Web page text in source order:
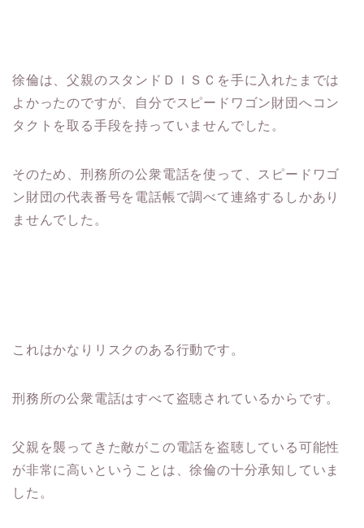
徐倫は、父親のスタンドＤＩＳＣを手に入れたまでは
よかったのですが、自分でスピードワゴン財団へコン
タクトを取る手段を持っていませんでした。
そのため、刑務所の公衆電話を使って、スピードワゴ
ン財団の代表番号を電話帳で調べて連絡するしかあり
ませんでした。
これはかなりリスクのある行動です。
刑務所の公衆電話はすべて盗聴されているからです。
父親を襲ってきた敵がこの電話を盗聴している可能性
が非常に高いということは、徐倫の十分承知していま
した。